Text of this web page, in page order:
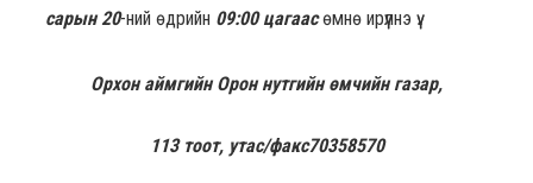
сарын 20-ний өдрийн 09:00 цагаасөмнө ирүүлнэ үү .
Орхон аймгийн Орон нутгийн өмчийн газар,
113 тоот, утас/факс70358570